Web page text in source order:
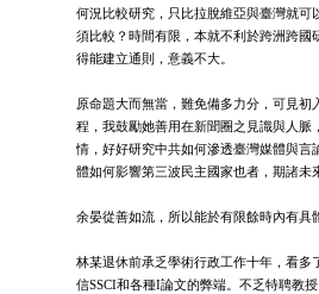
何況比較研究，只比拉脫維亞與臺灣就可
須比較？時間有限，本就不利於跨洲跨國
得能建立通則，意義不大。
原命題大而無當，難免備多力分，可見初
程，我鼓勵她善用在新聞圈之見識與人脈
情，好好研究中共如何滲透臺灣媒體與言
體如何影響第三波民主國家也者，期諸未
余晏從善如流，所以能於有限餘時內有具
林某退休前承乏學術行政工作十年，看多
信SSCI和各種I論文的弊端。不乏特聘教